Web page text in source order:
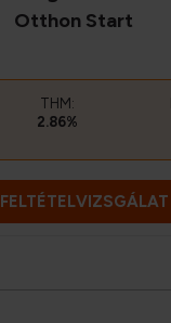
Otthon Start
THM:
2.86%
FELTÉTELVIZSGÁLAT